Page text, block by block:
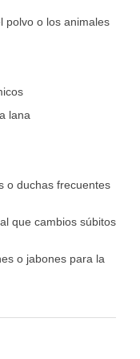
polvo o los animales
lana
o duchas frecuentes
que cambios súbitos
o jabones para la